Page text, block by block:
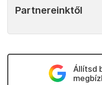
Partnereinktől
Állítsd